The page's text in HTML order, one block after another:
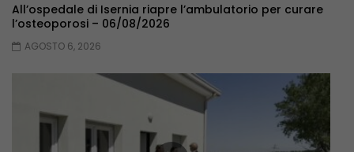
All’ospedale di Isernia riapre l’ambulatorio per curare
l’osteoporosi – 06/08/2026
AGOSTO 6, 2026